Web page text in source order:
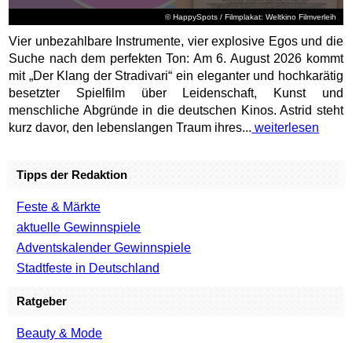
© HappySpots / Filmplakat: Weltkino Filmverleih
Vier unbezahlbare Instrumente, vier explosive Egos und die
Suche nach dem perfekten Ton: Am 6. August 2026 kommt
mit „Der Klang der Stradivari“ ein eleganter und hochkarätig
besetzter Spielfilm über Leidenschaft, Kunst und
menschliche Abgründe in die deutschen Kinos. Astrid steht
kurz davor, den lebenslangen Traum ihres... weiterlesen
Tipps der Redaktion
Feste & Märkte
aktuelle Gewinnspiele
Adventskalender Gewinnspiele
Stadtfeste in Deutschland
Ratgeber
Beauty & Mode